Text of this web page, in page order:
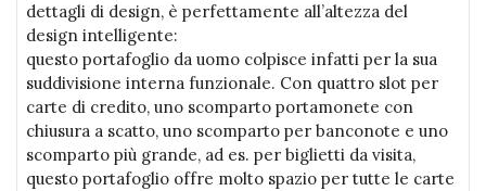
dettagli di design, è perfettamente all’altezza del
design intelligente:
questo portafoglio da uomo colpisce infatti per la sua
suddivisione interna funzionale. Con quattro slot per
carte di credito, uno scomparto portamonete con
chiusura a scatto, uno scomparto per banconote e uno
scomparto più grande, ad es. per biglietti da visita,
questo portafoglio offre molto spazio per tutte le carte